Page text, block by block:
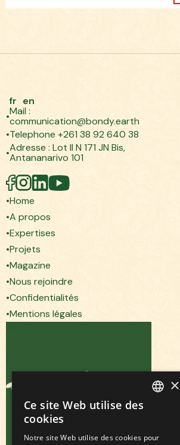
fr en
Mail :
communication@bondy.earth
Telephone +261 38 92 640 38
Adresse : Lot II N 171 JN Bis,
Antananarivo 101
Home
A propos
Expertises
Projets
Magazine
Nous rejoindre
Confidentialités
Mentions légales
×
Ce site Web utilise des
cookies
Notre site Web utilise des cookies pour